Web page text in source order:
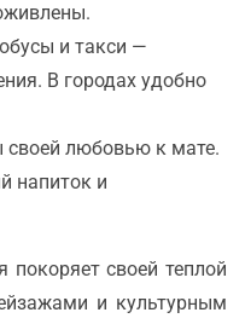
и такси —
В городах удобно
своей любовью к мате.
напиток и
покоряет своей теплой
и культурным